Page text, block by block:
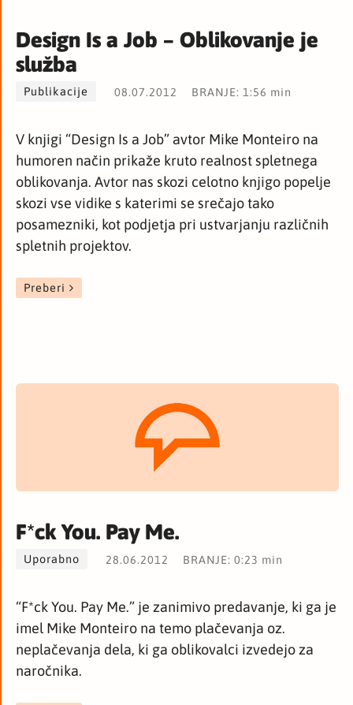
Design Is a Job – Oblikovanje je
služba
Publikacije 08.07.2012 BRANJE: 1:56 min
V knjigi “Design Is a Job” avtor Mike Monteiro na
humoren način prikaže kruto realnost spletnega
oblikovanja. Avtor nas skozi celotno knjigo popelje
skozi vse vidike s katerimi se srečajo tako
posamezniki, kot podjetja pri ustvarjanju različnih
spletnih projektov.
Preberi
F*ck You. Pay Me.
Uporabno 28.06.2012 BRANJE: 0:23 min
“F*ck You. Pay Me.” je zanimivo predavanje, ki ga je
imel Mike Monteiro na temo plačevanja oz.
neplačevanja dela, ki ga oblikovalci izvedejo za
naročnika.